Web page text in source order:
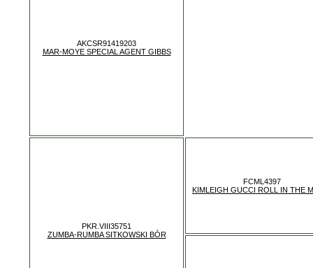
AKCSR91419203
MAR-MOYE SPECIAL AGENT GIBBS
PKR.VIII35751
ZUMBA-RUMBA SITKOWSKI BÓR
FCML4397
KIMLEIGH GUCCI ROLL IN THE